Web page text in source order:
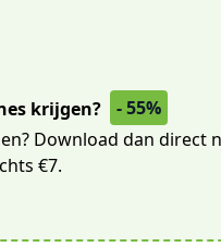
krijgen?
- 55%
Download dan direct
€7.